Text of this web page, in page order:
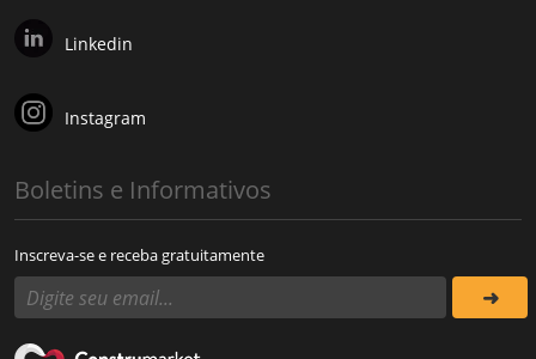
Linkedin
Instagram
Boletins e Informativos
Inscreva-se e receba gratuitamente